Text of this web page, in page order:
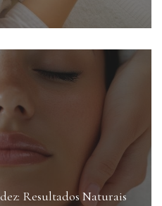
Resultados Naturais